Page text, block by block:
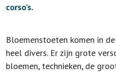
corso’s.
Bloemenstoeten komen in
heel divers. Er zijn grote
bloemen, technieken, de